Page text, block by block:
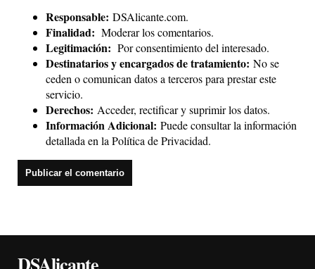
Responsable: DSAlicante.com.
Finalidad: Moderar los comentarios.
Legitimación: Por consentimiento del interesado.
Destinatarios y encargados de tratamiento: No se
ceden o comunican datos a terceros para prestar este
servicio.
Derechos: Acceder, rectificar y suprimir los datos.
Información Adicional: Puede consultar la información
detallada en la Política de Privacidad.